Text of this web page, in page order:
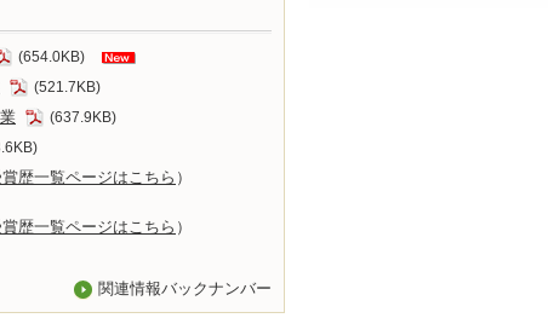
(654.0KB)
(521.7KB)
(637.9KB)
歴一覧ページはこちら ）
歴一覧ページはこちら ）
関連情報バックナンバー